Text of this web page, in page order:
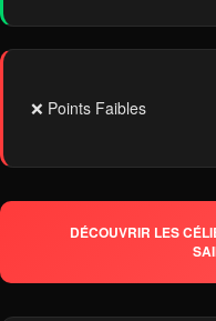
❌ Points Faibles
DÉCOUVRIR LES